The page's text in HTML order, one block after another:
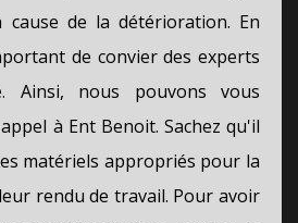
de la détérioration. En
de convier des experts
Ainsi, nous pouvons vous
à Ent Benoit. Sachez qu'il
matériels appropriés pour la
rendu de travail. Pour avoir